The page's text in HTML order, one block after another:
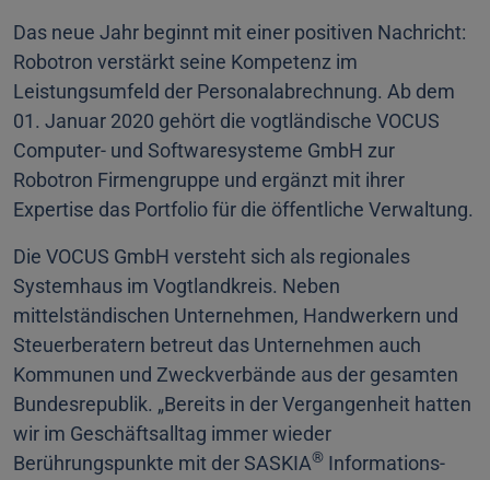
Das neue Jahr beginnt mit einer positiven Nachricht:
Robotron verstärkt seine Kompetenz im
Leistungsumfeld der Personalabrechnung. Ab dem
01. Januar 2020 gehört die vogtländische VOCUS
Computer- und Softwaresysteme GmbH zur
Robotron Firmengruppe und ergänzt mit ihrer
Expertise das Portfolio für die öffentliche Verwaltung.
Die VOCUS GmbH versteht sich als regionales
Systemhaus im Vogtlandkreis. Neben
mittelständischen Unternehmen, Handwerkern und
Steuerberatern betreut das Unternehmen auch
Kommunen und Zweckverbände aus der gesamten
Bundesrepublik. „Bereits in der Vergangenheit hatten
wir im Geschäftsalltag immer wieder
Berührungspunkte mit der SASKIA® Informations-